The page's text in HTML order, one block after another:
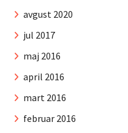
avgust 2020
jul 2017
maj 2016
april 2016
mart 2016
februar 2016